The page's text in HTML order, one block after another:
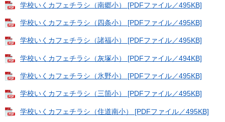
学校いくカフェチラシ（南郷小） [PDFファイル／495KB]
学校いくカフェチラシ（四条小） [PDFファイル／495KB]
学校いくカフェチラシ（諸福小） [PDFファイル／495KB]
学校いくカフェチラシ（灰塚小） [PDFファイル／494KB]
学校いくカフェチラシ（氷野小） [PDFファイル／495KB]
学校いくカフェチラシ（三箇小） [PDFファイル／495KB]
学校いくカフェチラシ（住道南小） [PDFファイル／495KB]